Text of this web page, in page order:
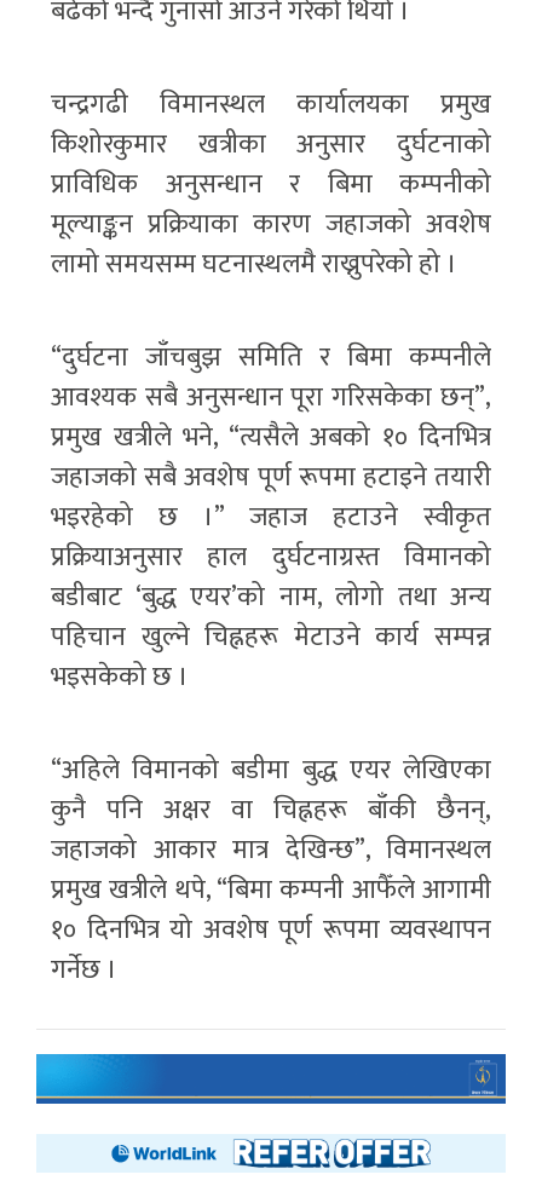
बढेको भन्दै गुनासो आउने गरेको थियो ।
चन्द्रगढी विमानस्थल कार्यालयका प्रमुख
किशोरकुमार खत्रीका अनुसार दुर्घटनाको
प्राविधिक अनुसन्धान र बिमा कम्पनीको
मूल्याङ्कन प्रक्रियाका कारण जहाजको अवशेष
लामो समयसम्म घटनास्थलमै राख्नुपरेको हो ।
“दुर्घटना जाँचबुझ समिति र बिमा कम्पनीले
आवश्यक सबै अनुसन्धान पूरा गरिसकेका छन्”,
प्रमुख खत्रीले भने, “त्यसैले अबको १० दिनभित्र
जहाजको सबै अवशेष पूर्ण रूपमा हटाइने तयारी
भइरहेको छ ।” जहाज हटाउने स्वीकृत
प्रक्रियाअनुसार हाल दुर्घटनाग्रस्त विमानको
बडीबाट ‘बुद्ध एयर’को नाम, लोगो तथा अन्य
पहिचान खुल्ने चिह्नहरू मेटाउने कार्य सम्पन्न
भइसकेको छ ।
“अहिले विमानको बडीमा बुद्ध एयर लेखिएका
कुनै पनि अक्षर वा चिह्नहरू बाँकी छैनन्,
जहाजको आकार मात्र देखिन्छ”, विमानस्थल
प्रमुख खत्रीले थपे, “बिमा कम्पनी आफैँले आगामी
१० दिनभित्र यो अवशेष पूर्ण रूपमा व्यवस्थापन
गर्नेछ ।